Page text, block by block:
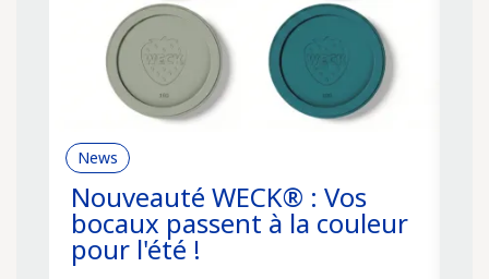
News
Nouveauté WECK® : Vos
bocaux passent à la couleur
pour l'été !